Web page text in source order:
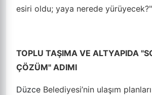
esiri oldu; yaya nerede yürüyecek?"
TOPLU TAŞIMA VE ALTYAPIDA
ÇÖZÜM" ADIMI
Düzce Belediyesi’nin ulaşım